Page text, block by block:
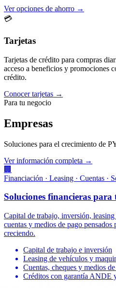
Ver opciones de ahorro →
💳
Tarjetas
Tarjetas de crédito para compras
acceso a beneficios y promociones
crédito.
Conocer tarjetas →
Para tu negocio
Empresas
Soluciones para el crecimiento de
Ver información completa →
🏢
Financiación · Leasing · Cuentas ·
Soluciones financieras para
Capital de trabajo, inversión,
cuentas y medios de pago
creciendo.
Capital de trabajo e inversión
Leasing de vehículos y
Cuentas, cheques y medios
Créditos con garantía ANDE